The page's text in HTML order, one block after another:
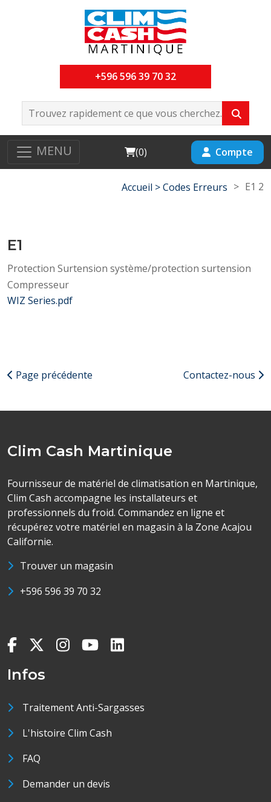
+596 596 39 70 32
MENU Cart
(0) Compte
Accueil >Codes Erreurs > E1 2
E1
Protection Surtension système/protection surtension
Compresseur
WIZ Series.pdf
Page précédente Contactez-nous
Clim Cash Martinique
Fournisseur de matériel de climatisation en Martinique,
Clim Cash accompagne les installateurs et
professionnels du froid. Commandez en ligne et
récupérez votre matériel en magasin à la Zone Acajou
Californie.
Trouver un magasin
+596 596 39 70 32
Infos
Traitement Anti-Sargasses
L'histoire Clim Cash
FAQ
Demander un devis